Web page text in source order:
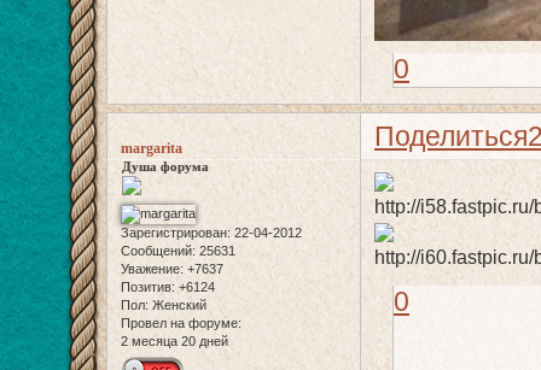
0
Поделиться
margarita
Душа форума
Зарегистрирован: 22-04-2012
Сообщений: 25631
Уважение: +7637
Позитив: +6124
Пол: Женский
Провел на форуме:
2 месяца 20 дней
0